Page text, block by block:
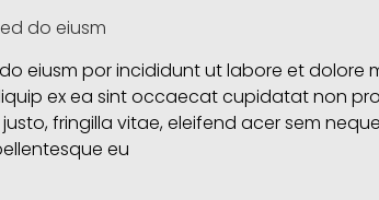
do eiusm
eiusm por incididunt ut labore et dolore
ex ea sint occaecat cupidatat non
fringilla vitae, eleifend acer sem
eu